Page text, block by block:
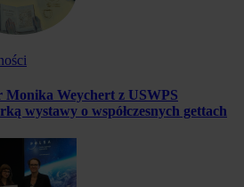
Monika Weychert z USWPS
wystawy o współczesnych gettach